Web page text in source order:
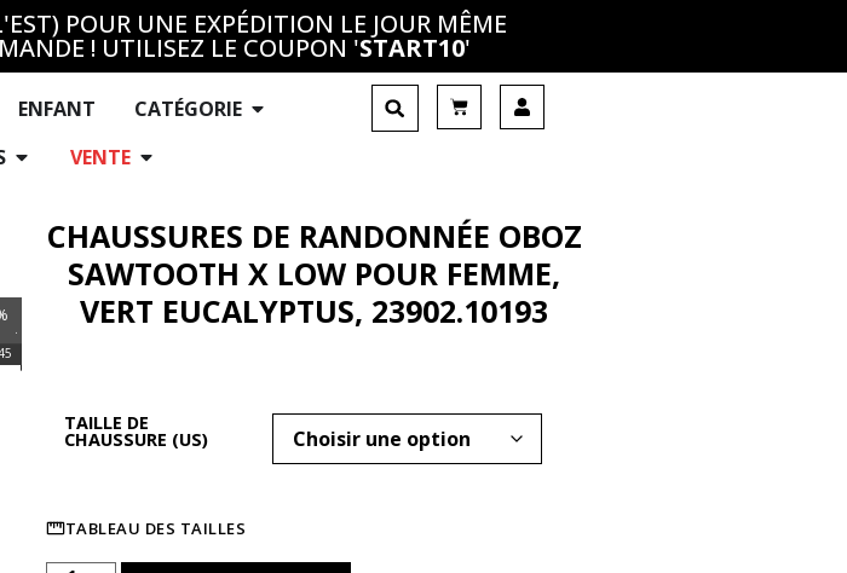
POUR UNE EXPÉDITION LE JOUR MÊME
! UTILISEZ LE COUPON 'START10'
ENFANT
CATÉGORIE
VENTE
CHAUSSURES DE RANDONNÉE OBOZ
SAWTOOTH X LOW POUR FEMME,
VERT EUCALYPTUS, 23902.10193
TAILLE DE
CHAUSSURE (US)
TABLEAU DES TAILLES